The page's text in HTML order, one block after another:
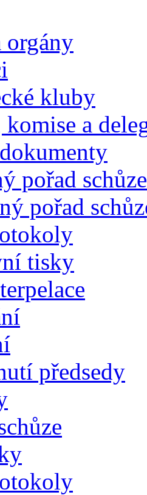
orgány
kluby
a
pořad schůze
pořad
tisky
předsedy